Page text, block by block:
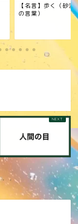
【名言】歩く（砂漠
の言葉）